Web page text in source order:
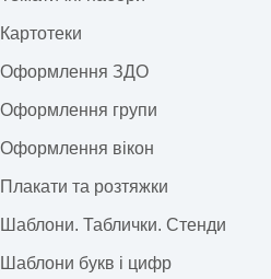
Картотеки
Оформлення ЗДО
Оформлення групи
Оформлення вікон
Плакати та розтяжки
Шаблони. Таблички. Стенди
Шаблони букв і цифр